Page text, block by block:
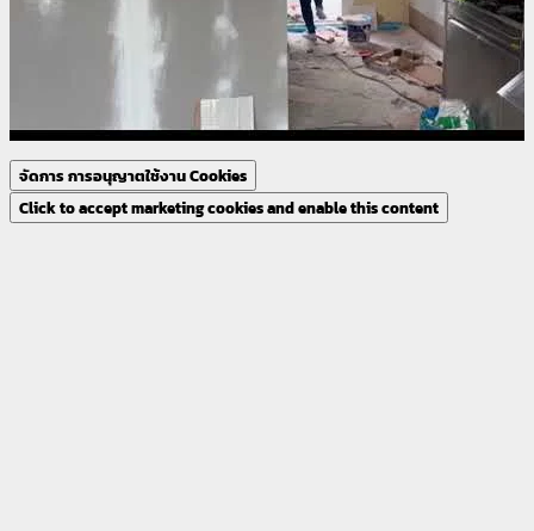
Click to accept marketing cookies and enable this content
จัดการ การอนุญาตใช้งาน Cookies